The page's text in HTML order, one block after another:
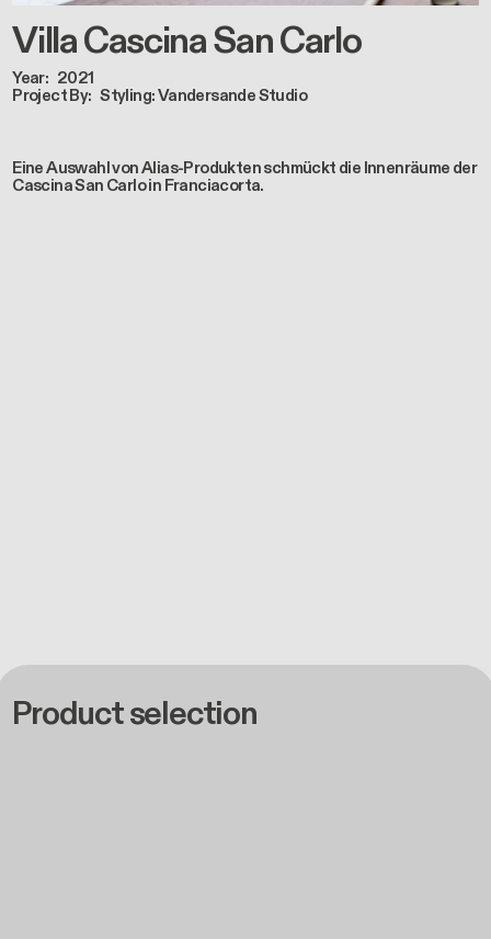
Villa Cascina San Carlo
Year
2021
Project By Styling: Vandersande Studio
Eine Auswahl von Alias-Produkten schmückt die Innenräume der
Cascina San Carlo in Franciacorta.
Product selection